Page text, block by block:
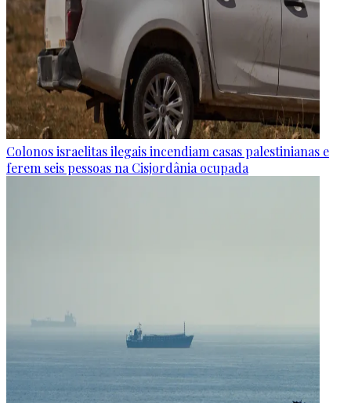
Colonos israelitas ilegais incendiam casas palestinianas e
ferem seis pessoas na Cisjordânia ocupada